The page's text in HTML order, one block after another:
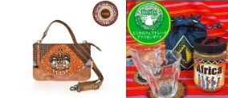
4/15：ノースリーブワンピース～前後2way
りシルエット
4/15：【新登場】ティアードフレアパンツ
アードパンツが、さらに進化してバージョ